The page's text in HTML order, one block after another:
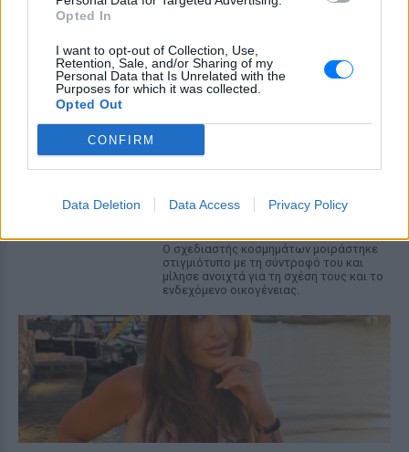
Opted In
I want to opt-out of Collection, Use,
Retention, Sale, and/or Sharing of my
Personal Data that Is Unrelated with the
Purposes for which it was collected.
Opted Out
CONFIRM
Data Deletion Data Access Privacy Policy
πολυτελές γιοτ
Το ζευγάρι μοιράστηκε φωτογραφίες
από τις οικογενειακές τους διακοπές με
τον γιο Βασίλη και τη νεογέννητη κόρη
τους.
Περικλής Κονδυλάτος: Οι
σύντροφό του Ελίνα από τις
γάμο και παιδιά
Ο σχεδιαστής κοσμημάτων μοιράστηκε
στιγμιότυπο με τη σύντροφό του και
μίλησε ανοιχτά για τη σχέση τους και το
ενδεχόμενο οικογένειας.